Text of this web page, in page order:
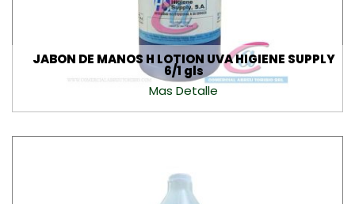
JABON DE MANOS H LOTION UVA HIGIENE SUPPLY
6/1 gls
Mas Detalle